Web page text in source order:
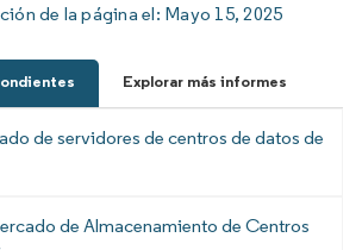
de la página el: Mayo 15, 2025
Explorar más informes
de servidores de centros de datos de
de Almacenamiento de Centros